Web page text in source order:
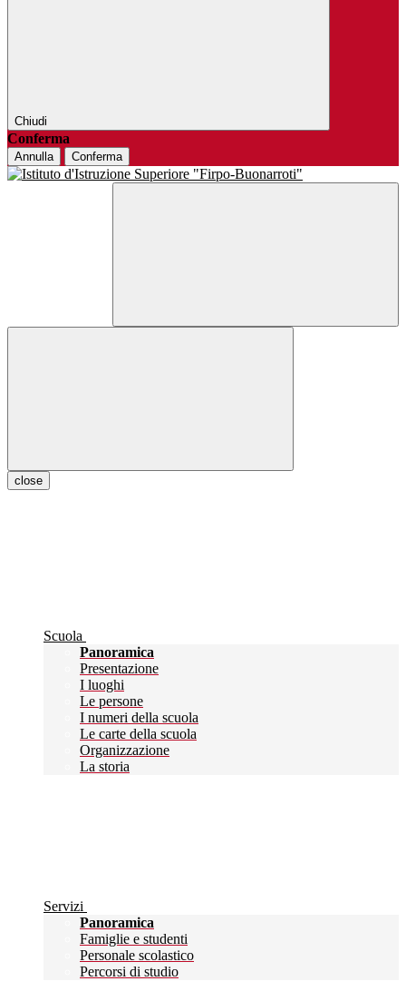
Chiudi
Conferma
Annulla Conferma
close
Scuola
Panoramica
Presentazione
I luoghi
Le persone
I numeri della scuola
Le carte della scuola
Organizzazione
La storia
Servizi
Panoramica
Famiglie e studenti
Personale scolastico
Percorsi di studio